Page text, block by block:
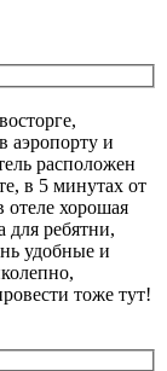
аэропорту и
расположен
в 5 минутах от
хорошая
для ребятни,
удобные и
тоже тут!